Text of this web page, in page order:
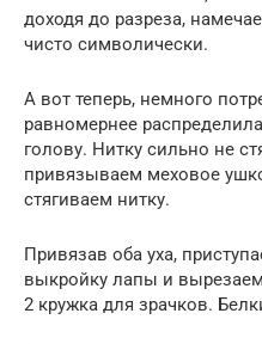
доходя до разреза,
чисто символически.
А вот теперь, немного
равномернее
голову. Нитку сильно не
привязываем меховое
стягиваем нитку.
Привязав оба уха,
выкройку лапы и
2 кружка для зрачков.